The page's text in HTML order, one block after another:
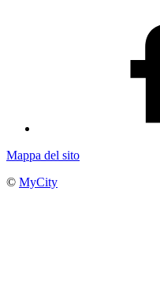
Mappa del sito
© MyCity